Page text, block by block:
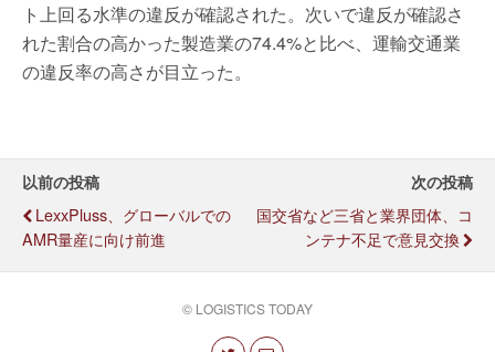
ト上回る水準の違反が確認された。次いで違反が確認さ
れた割合の高かった製造業の74.4%と比べ、運輸交通業
の違反率の高さが目立った。
以前の投稿
LexxPluss、グローバルでの
AMR量産に向け前進
次の投稿
国交省など三省と業界団体、コ
ンテナ不足で意見交換
© LOGISTICS TODAY